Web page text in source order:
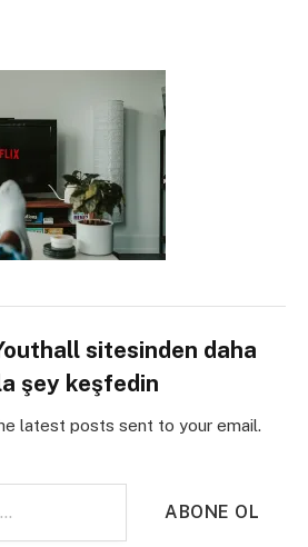
sitesinden daha
şey keşfedin
latest posts sent to your email.
ABONE OL